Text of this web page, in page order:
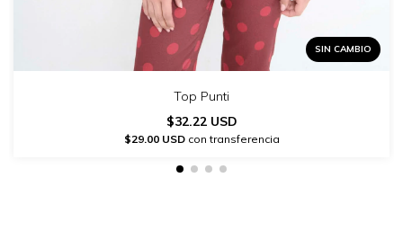
SIN CAMBIO
Top Punti
$32.22 USD
$29.00 USDcon transferencia